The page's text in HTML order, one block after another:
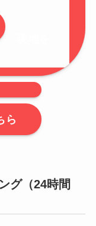
ら
グ（24時間